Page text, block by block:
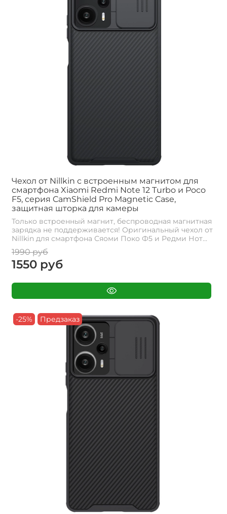
Чехол от Nillkin с встроенным магнитом для
смартфона Xiaomi Redmi Note 12 Turbo и Poco
F5, серия CamShield Pro Magnetic Case,
защитная шторка для камеры
Только встроенный магнит, беспроводная магнитная
зарядка не поддерживается! Оригинальный чехол от
Nillkin для смартфона Сяоми Поко Ф5 и Редми Нот...
1990 руб
1550 руб
-25% Предзаказ